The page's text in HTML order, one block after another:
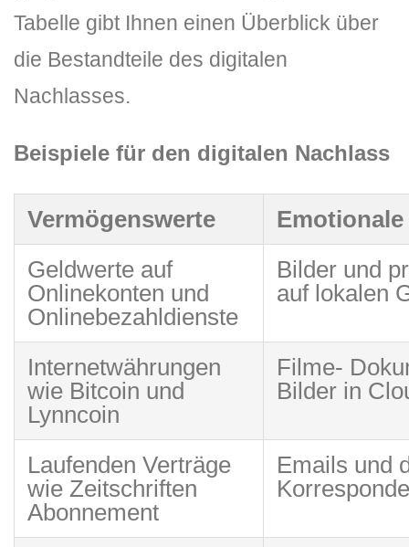
Tabelle gibt Ihnen einen Überblick über
die Bestandteile des digitalen
Nachlasses.
Beispiele für den digitalen Nachlass
Vermögenswerte
Emotionale
Geldwerte auf
Onlinekonten und
Onlinebezahldienste
Bilder und
auf lokalen
Internetwährungen
wie Bitcoin und
Lynncoin
Filme-
Bilder in
Laufenden Verträge
wie Zeitschriften
Abonnement
Emails und